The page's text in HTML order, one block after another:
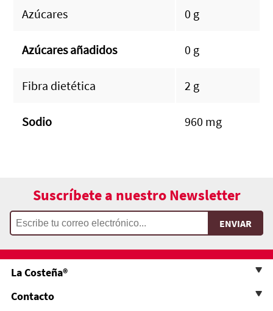
Azúcares 0 g
Azúcares añadidos 0 g
Fibra dietética 2 g
Sodio 960 mg
Suscríbete a nuestro Newsletter
La Costeña®
Contacto